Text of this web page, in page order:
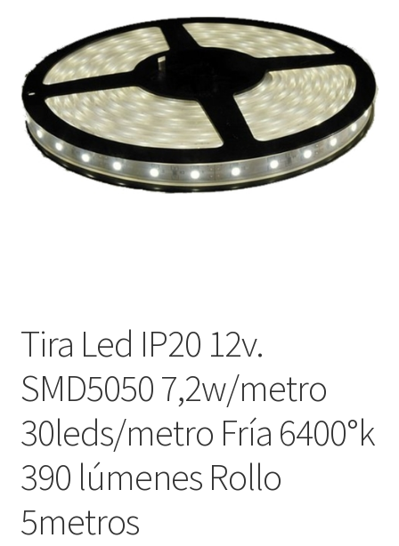
Contacta con nosotros
Tira Led IP20 12v.
SMD5050 7,2w/metro
30leds/metro Fría 6400°k
390 lúmenes Rollo
5metros